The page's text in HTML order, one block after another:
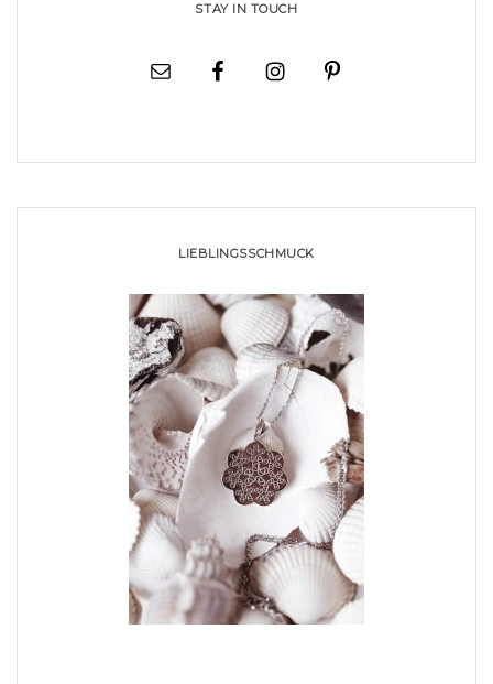
STAY IN TOUCH
LIEBLINGSSCHMUCK